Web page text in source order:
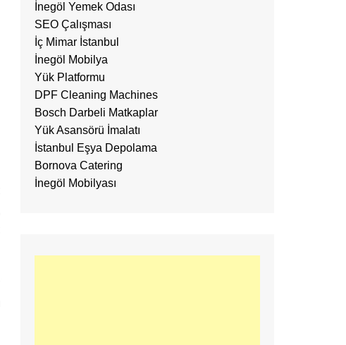
İnegöl Yemek Odası
SEO Çalışması
İç Mimar İstanbul
İnegöl Mobilya
Yük Platformu
DPF Cleaning Machines
Bosch Darbeli Matkaplar
Yük Asansörü İmalatı
İstanbul Eşya Depolama
Bornova Catering
İnegöl Mobilyası